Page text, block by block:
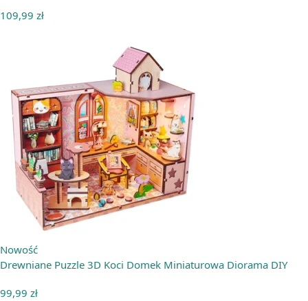
109,99 zł
Nowość
Drewniane Puzzle 3D Koci Domek Miniaturowa Diorama DIY
99,99 zł